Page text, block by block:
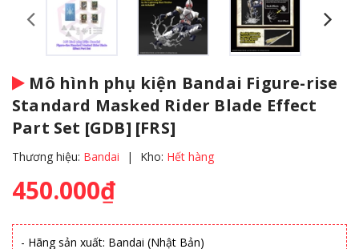
Mô hình phụ kiện Bandai Figure-rise
Standard Masked Rider Blade Effect
Part Set [GDB] [FRS]
Thương hiệu: Bandai | Kho: Hết hàng
450.000₫
- Hãng sản xuất: Bandai (Nhật Bản)